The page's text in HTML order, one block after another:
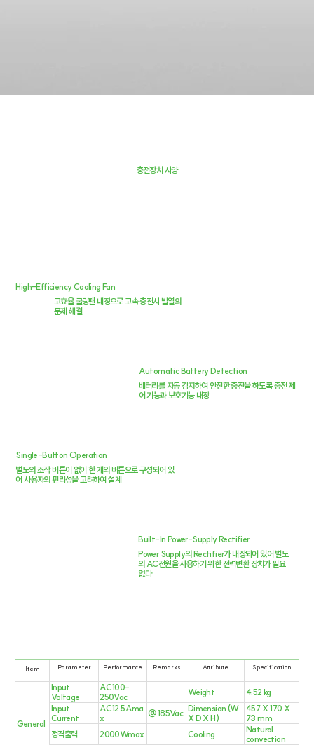
충전장치 사양
High-Efficiency Cooling Fan
고효율 쿨링팬 내장으로 고속 충전시 발열의
문제 해결
Automatic Battery Detection
배터리를 자동 감지하여 안전한 충전을 하도록 충전 제
어 기능과 보호기능 내장
Single-Button Operation
별도의 조작 버튼이 없이 한 개의 버튼으로 구성되어 있
어 사용자의 편리성을 고려하여 설계
Built-In Power-Supply Rectifier
Power Supply의 Rectifier가 내장되어 있어 별도
의 AC전원을 사용하기 위한 전력변환 장치가 필요
없다
Item Parameter
Input
Voltage
Performance Remarks Attribute Specification
General
Input
Current
정격출력
AC100-
250Vac
AC12.5Ama
x
2000Wmax
@185Vac
Weight
Dimension (W
X D X H)
Cooling
Natural
convection
457 X 170 X
73 mm
4.52 kg